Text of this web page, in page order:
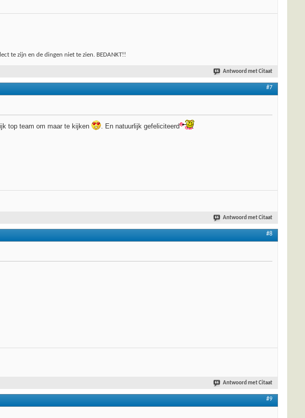
te zijn en de dingen niet te zien. BEDANKT!!
Antwoord met Citaat
#7
top team om maar te kijken . En natuurlijk gefeliciteerd
Antwoord met Citaat
#8
Antwoord met Citaat
#9